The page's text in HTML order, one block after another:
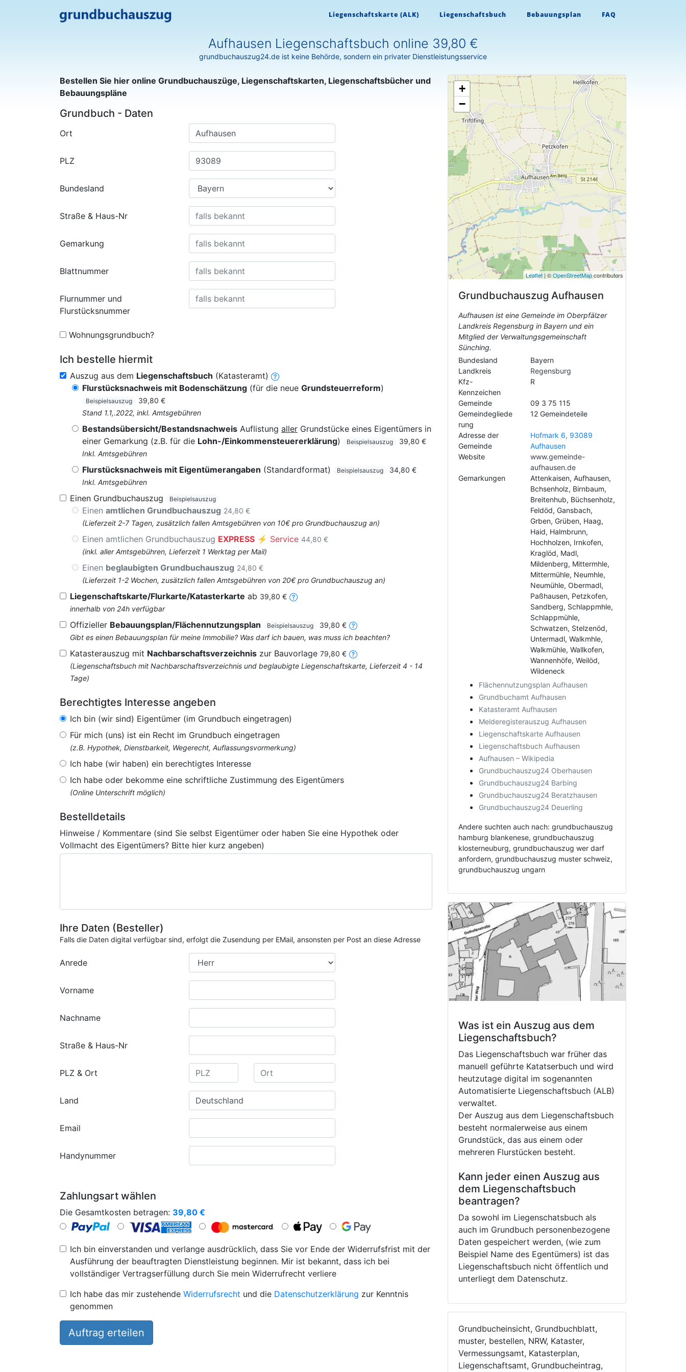
Liegenschaftskarte (ALK) Liegenschaftsbuch Bebauungsplan FAQ
Aufhausen Liegenschaftsbuch online 39,80 €
grundbuchauszug24.de ist keine Behörde, sondern ein privater Dienstleistungsservice
Bestellen Sie hier online Grundbuchauszüge, Liegenschaftskarten, Liegenschaftsbücher und
Bebauungspläne
Grundbuch - Daten
Ort
PLZ
Bundesland
Straße & Haus-Nr
Gemarkung
Blattnummer
Flurnummer und
Flurstücksnummer
Wohnungsgrundbuch?
Ich bestelle hiermit
Auszug aus dem Liegenschaftsbuch (Katasteramt)
Flurstücksnachweis mit Bodenschätzung (für die neue Grundsteuerreform)
Beispielsauszug
39,80 €
Stand 1.1,.2022, inkl. Amtsgebühren
Bestandsübersicht/Bestandsnachweis Auflistung aller Grundstücke eines Eigentümers in
einer Gemarkung (z.B. für die Lohn-/Einkommensteuererklärung) Beispielsauszug
39,80 €
Inkl. Amtsgebühren
Flurstücksnachweis mit Eigentümerangaben (Standardformat) Beispielsauszug
34,80 €
Inkl. Amtsgebühren
Einen Grundbuchauszug Beispielsauszug
Einen amtlichen Grundbuchauszug 24,80 €
(Lieferzeit 2-7 Tagen, zusätzlich fallen Amtsgebühren von 10€ pro Grundbuchauszug an)
Einen amtlichen Grundbuchauszug EXPRESS ⚡ Service 44,80 €
(inkl. aller Amtsgebühren, Lieferzeit 1 Werktag per Mail)
Einen beglaubigten Grundbuchauszug 24,80 €
(Lieferzeit 1-2 Wochen, zusätzlich fallen Amtsgebühren von 20€ pro Grundbuchauszug an)
Liegenschaftskarte/Flurkarte/Katasterkarte ab 39,80 €
innerhalb von 24h verfügbar
Offizieller Bebauungsplan/Flächennutzungsplan Beispielsauszug
39,80 €
Gibt es einen Bebauungsplan für meine Immobilie? Was darf ich bauen, was muss ich beachten?
Katasterauszug mit Nachbarschaftsverzeichnis zur Bauvorlage 79,80 €
(Liegenschaftsbuch mit Nachbarschaftsverzeichnis und beglaubigte Liegenschaftskarte, Lieferzeit 4 - 14
Tage)
Berechtigtes Interesse angeben
Ich bin (wir sind) Eigentümer (im Grundbuch eingetragen)
Für mich (uns) ist ein Recht im Grundbuch eingetragen
(z.B. Hypothek, Dienstbarkeit, Wegerecht, Auflassungsvormerkung)
Ich habe (wir haben) ein berechtigtes Interesse
Ich habe oder bekomme eine schriftliche Zustimmung des Eigentümers
(Online Unterschrift möglich)
Bestelldetails
Hinweise / Kommentare (sind Sie selbst Eigentümer oder haben Sie eine Hypothek oder
Vollmacht des Eigentümers? Bitte hier kurz angeben)
Ihre Daten (Besteller)
Falls die Daten digital verfügbar sind, erfolgt die Zusendung per EMail, ansonsten per Post an diese Adresse
Anrede
Vorname
Nachname
Straße & Haus-Nr
PLZ & Ort
Land
Email
Handynummer
Zahlungsart wählen
Die Gesamtkosten betragen: 39,80 €
Ich bin einverstanden und verlange ausdrücklich, dass Sie vor Ende der Widerrufsfrist mit der
Ausführung der beauftragten Dienstleistung beginnen. Mir ist bekannt, dass ich bei
vollständiger Vertragserfüllung durch Sie mein Widerrufrecht verliere
Ich habe das mir zustehende Widerrufsrecht und die Datenschutzerklärung zur Kenntnis
genommen
Auftrag erteilen
+
−
Leaflet | ©OpenStreetMapcontributors
Grundbuchauszug Aufhausen
Aufhausen ist eine Gemeinde im Oberpfälzer
Landkreis Regensburg in Bayern und ein
Mitglied der Verwaltungsgemeinschaft
Sünching.
Bundesland
Bayern
Landkreis
Regensburg
Kfz-
Kennzeichen
R
Gemeinde
09 3 75 115
Gemeindegliede
rung
12 Gemeindeteile
Adresse der
Gemeinde
Hofmark 6, 93089
Aufhausen
Website
www.gemeinde-
aufhausen.de
Gemarkungen
Attenkaisen, Aufhausen,
Bchsenholz, Birnbaum,
Breitenhub, Büchsenholz,
Feldöd, Gansbach,
Grben, Grüben, Haag,
Haid, Halmbrunn,
Hochholzen, Irnkofen,
Kraglöd, Madl,
Mildenberg, Mittermhle,
Mittermühle, Neumhle,
Neumühle, Obermadl,
Paßhausen, Petzkofen,
Sandberg, Schlappmhle,
Schlappmühle,
Schwatzen, Stelzenöd,
Untermadl, Walkmhle,
Walkmühle, Wallkofen,
Wannenhöfe, Weilöd,
Wildeneck
Flächennutzungsplan Aufhausen
Grundbuchamt Aufhausen
Katasteramt Aufhausen
Melderegisterauszug Aufhausen
Liegenschaftskarte Aufhausen
Liegenschaftsbuch Aufhausen
Aufhausen – Wikipedia
Grundbuchauszug24 Oberhausen
Grundbuchauszug24 Barbing
Grundbuchauszug24 Beratzhausen
Grundbuchauszug24 Deuerling
Andere suchten auch nach: grundbuchauszug
hamburg blankenese, grundbuchauszug
klosterneuburg, grundbuchauszug wer darf
anfordern, grundbuchauszug muster schweiz,
grundbuchauszug ungarn
Was ist ein Auszug aus dem
Liegenschaftsbuch?
Das Liegenschaftsbuch war früher das
manuell geführte Katatserbuch und wird
heutzutage digital im sogenannten
Automatisierte Liegenschaftsbuch (ALB)
verwaltet.
Der Auszug aus dem Liegenschaftsbuch
besteht normalerweise aus einem
Grundstück, das aus einem oder
mehreren Flurstücken besteht.
Kann jeder einen Auszug aus
dem Liegenschaftsbuch
beantragen?
Da sowohl im Liegenschatsbuch als
auch im Grundbuch personenbezogene
Daten gespeichert werden, (wie zum
Beispiel Name des Egentümers) ist das
Liegenschaftsbuch nicht öffentlich und
unterliegt dem Datenschutz.
Grundbucheinsicht, Grundbuchblatt,
muster, bestellen, NRW, Kataster,
Vermessungsamt, Katasterplan,
Liegenschaftsamt, Grundbucheintrag,